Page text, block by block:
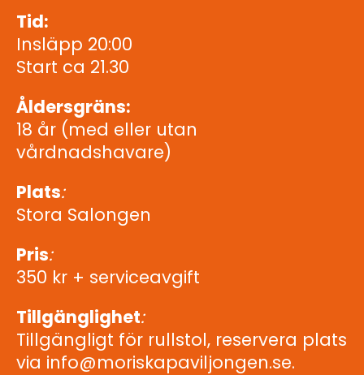
Tid:
Insläpp 20:00
Start ca 21.30
Åldersgräns:
18 år (med eller utan
vårdnadshavare)
Plats:
Stora Salongen
Pris:
350 kr + serviceavgift
Tillgänglighet:
Tillgängligt för rullstol, reservera plats
via info@moriskapaviljongen.se.